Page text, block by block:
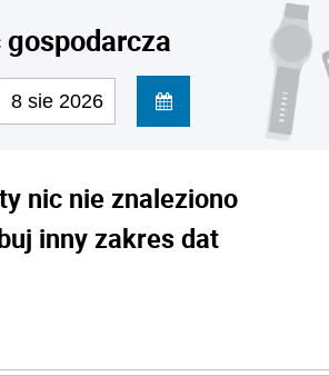
gospodarcza
8 sie 2026
nic nie znaleziono
inny zakres dat